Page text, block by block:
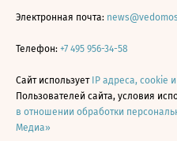
Электронная почта:
Телефон: +7 495 956-34-58
Сайт использует IP адреса, cookie
Пользователей сайта, условия
в отношении обработки
Медиа»